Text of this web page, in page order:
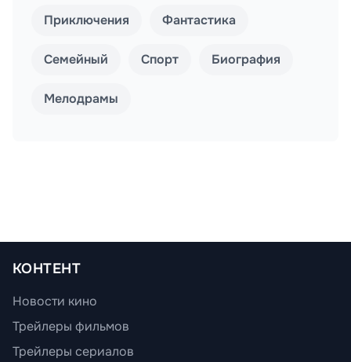
Приключения Фантастика
Семейный Спорт Биография
Мелодрамы
КОНТЕНТ
Новости кино
Трейлеры фильмов
Трейлеры сериалов